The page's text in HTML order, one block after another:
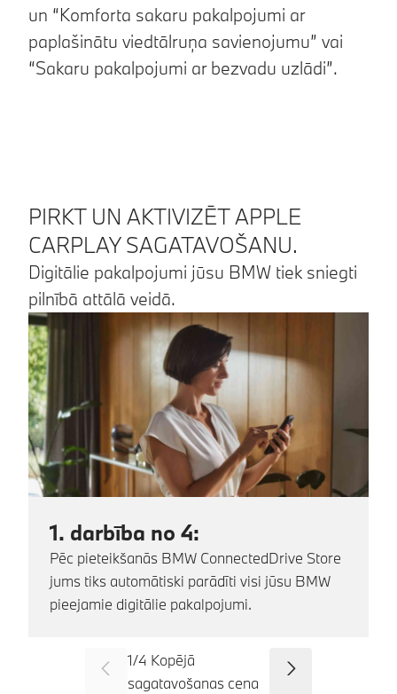
un “Komforta sakaru pakalpojumi ar
paplašinātu viedtālruņa savienojumu” vai
“Sakaru pakalpojumi ar bezvadu uzlādi”.
PIRKT UN AKTIVIZĒT APPLE
CARPLAY SAGATAVOŠANU.
Digitālie pakalpojumi jūsu BMW tiek sniegti
pilnībā attālā veidā.
1. darbība no 4:
Pēc pieteikšanās BMW ConnectedDrive Store
jums tiks automātiski parādīti visi jūsu BMW
pieejamie digitālie pakalpojumi.
1/4 Kopējā
sagatavošanas cena